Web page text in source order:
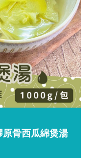
骨西瓜綿煲湯